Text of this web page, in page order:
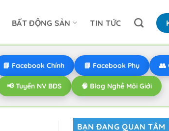
BẤT ĐỘNG SẢN TIN TỨC
📘 Facebook Chính 📘 Facebook Phụ 👥
📢 Tuyển NV BĐS 🧠 Blog Nghề Môi Giới
BẠN ĐANG QUAN TÂM